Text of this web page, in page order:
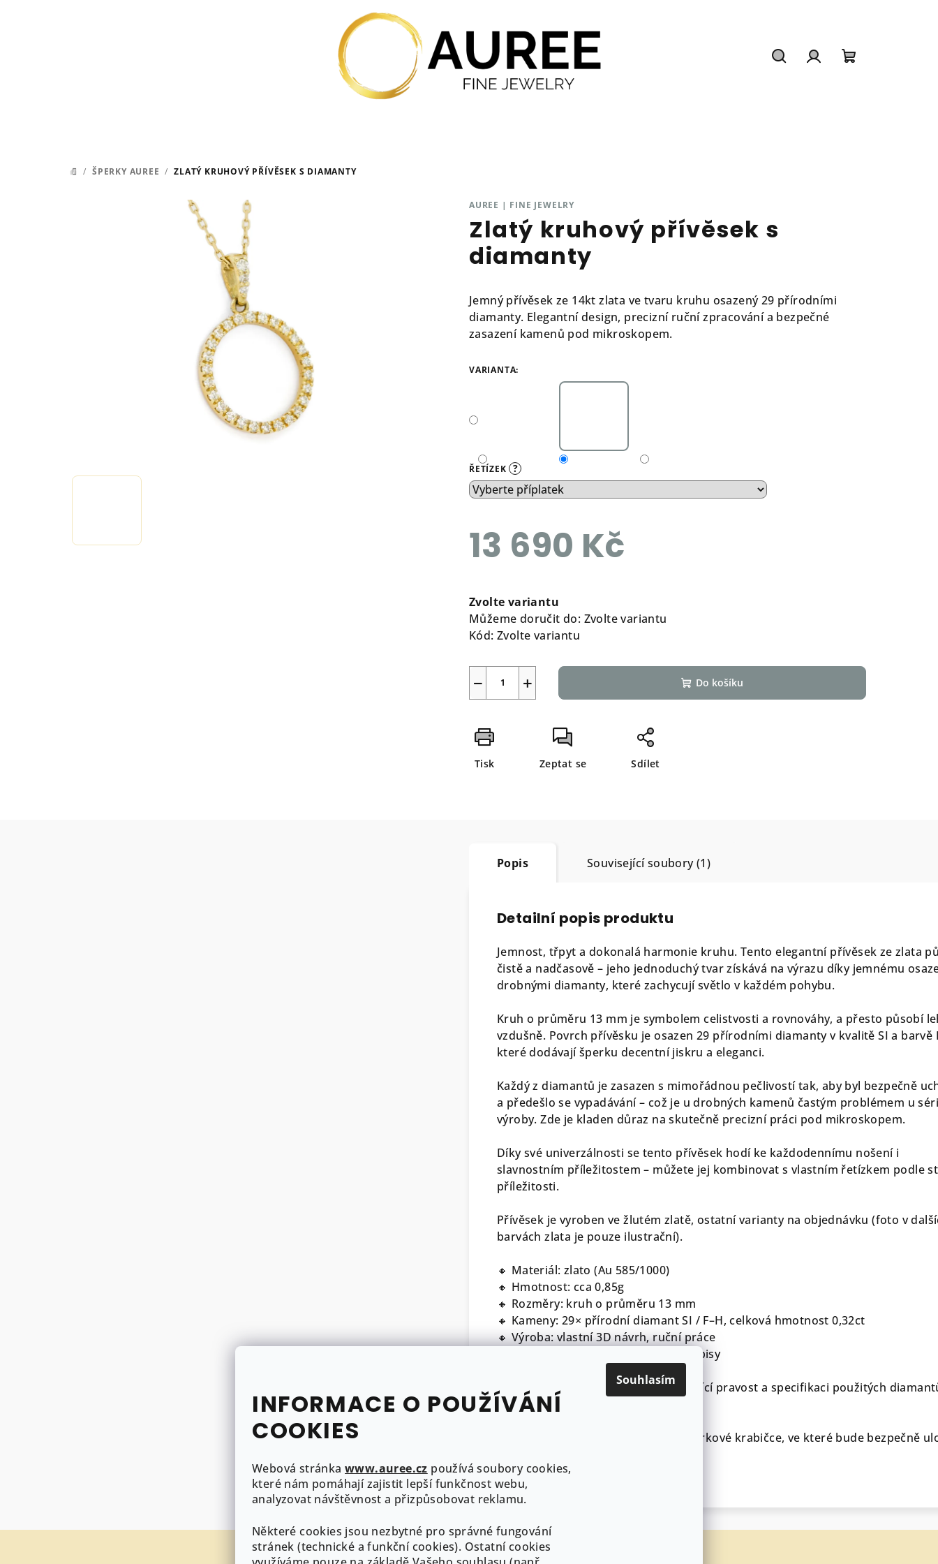
INFORMACE O POUŽÍVÁNÍ
COOKIES
Webová stránka www.auree.cz používá soubory cookies,
které nám pomáhají zajistit lepší funkčnost webu,
analyzovat návštěvnost a přizpůsobovat reklamu.
Některé cookies jsou nezbytné pro správné fungování
stránek (technické a funkční cookies). Ostatní cookies
Souhlasím
DOMŮ
/ ŠPERKY AUREE / ZLATÝ KRUHOVÝ PŘÍVĚSEK S DIAMANTY
AUREE | FINE JEWELRY
Zlatý kruhový přívěsek s
diamanty
Jemný přívěsek ze 14kt zlata ve tvaru kruhu osazený 29 přírodními
diamanty. Elegantní design, precizní ruční zpracování a bezpečné
zasazení kamenů pod mikroskopem.
VARIANTA:
ŘETÍZEK ?
13 690 Kč
cena:
Zvolte variantu
Můžeme doručit do: Zvolte variantu
Kód: Zvolte variantu
+
− Do košíku
Tisk Zeptat se Sdílet
Popis Související soubory (1)
Detailní popis produktu
Jemnost, třpyt a dokonalá harmonie kruhu. Tento elegantní přívěsek ze zlata
čistě a nadčasově – jeho jednoduchý tvar získává na výrazu díky jemnému
drobnými diamanty, které zachycují světlo v každém pohybu.
Kruh o průměru 13 mm je symbolem celistvosti a rovnováhy, a přesto působí
vzdušně. Povrch přívěsku je osazen 29 přírodními diamanty v kvalitě SI a barvě
které dodávají šperku decentní jiskru a eleganci.
Každý z diamantů je zasazen s mimořádnou pečlivostí tak, aby byl bezpečně
a předešlo se vypadávání – což je u drobných kamenů častým problémem u
výroby. Zde je kladen důraz na skutečně precizní práci pod mikroskopem.
Díky své univerzálnosti se tento přívěsek hodí ke každodennímu nošení i
slavnostním příležitostem – můžete jej kombinovat s vlastním řetízkem podle
příležitosti.
Přívěsek je vyroben ve žlutém zlatě, ostatní varianty na objednávku (foto v
barvách zlata je pouze ilustrační).
🔸 Materiál: zlato (Au 585/1000)
🔸 Hmotnost: cca 0,85g
🔸 Rozměry: kruh o průměru 13 mm
🔸 Kameny: 29× přírodní diamant SI / F–H, celková hmotnost 0,32ct
🔸 Výroba: vlastní 3D návrh, ruční práce
🔸 Puncovní značky v souladu s předpisy
Součástí šperku je certifikát potvrzující pravost a specifikaci použitých
drahokamů či perel
Náhrdelník vám přijde v elegantní dárkové krabičce, ve které bude bezpečně